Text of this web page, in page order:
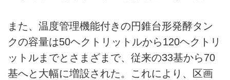
また、温度管理機能付きの円錐台形発酵タン
クの容量は50ヘクトリットルから120ヘクトリ
ットルまでとさまざまで、従来の33基から70
基へと大幅に増設された。これにより、区画